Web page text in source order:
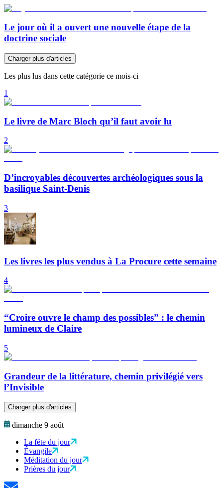
Le jour où il a ouvert une nouvelle étape de la
doctrine sociale
Charger plus d'articles
Les plus lus dans cette catégorie ce mois-ci
1
Le livre de Marc Bloch qu’il faut avoir lu
2
D’incroyables découvertes archéologiques sous la
basilique Saint-Denis
3
Les livres les plus vendus à La Procure cette semaine
4
“Croire ouvre le champ des possibles” : le chemin
lumineux de Claire
5
Grandeur de la littérature, chemin privilégié vers
l’Invisible
Charger plus d'articles
dimanche 9 août
La fête du jour
Évangile
Méditation du jour
Prières du jour